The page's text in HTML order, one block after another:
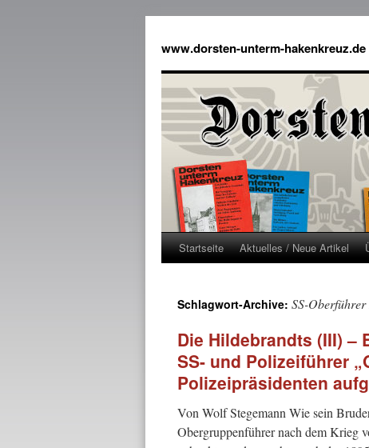
www.dorsten-unterm-hakenkreuz.de
Startseite Aktuelles / Neue Artikel
Schlagwort-Archive: SS-
Die Hildebrandts (III) –
SS- und Polizeiführer
Polizeipräsidenten
Von Wolf Stegemann Wie sein
Obergruppenführer nach dem Krieg